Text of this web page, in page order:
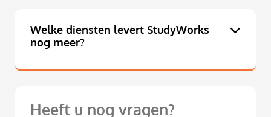
Welke diensten levert StudyWorks
nog meer?
Heeft u nog vragen?